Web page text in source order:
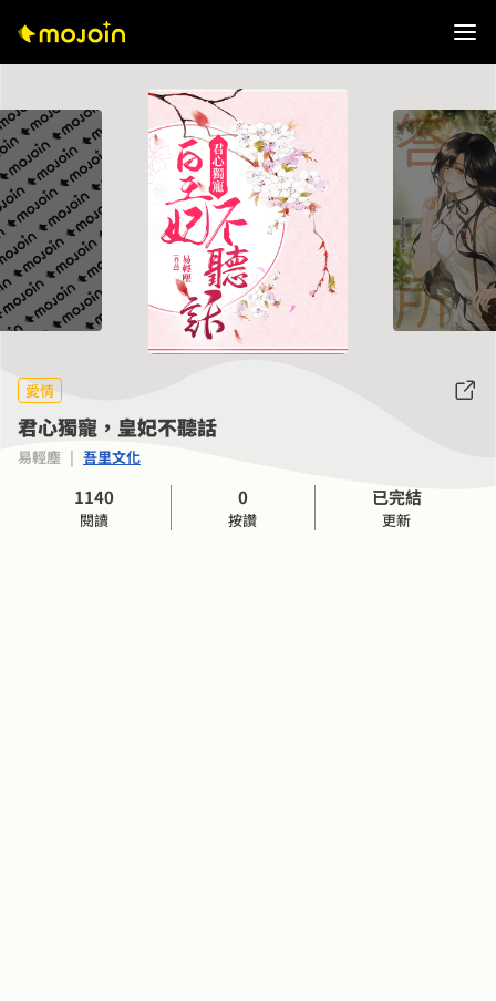
愛情
君心獨寵，皇妃不聽話
易輕塵 | 吾里文化
1140
閱讀
0
按讚
已完結
更新